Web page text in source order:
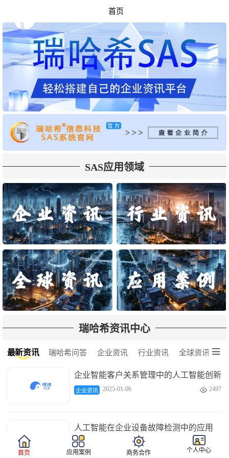
首页
SAS应用领域
瑞哈希资讯中心
最新资讯 瑞哈希问答 企业资讯 行业资讯 全球资讯 
企业智能客户关系管理中的人工智能创新
企业资讯 2025-01-06  2497
人工智能在企业设备故障检测中的应用
企业资讯 
首页
应用案例 商务合作 个人中心